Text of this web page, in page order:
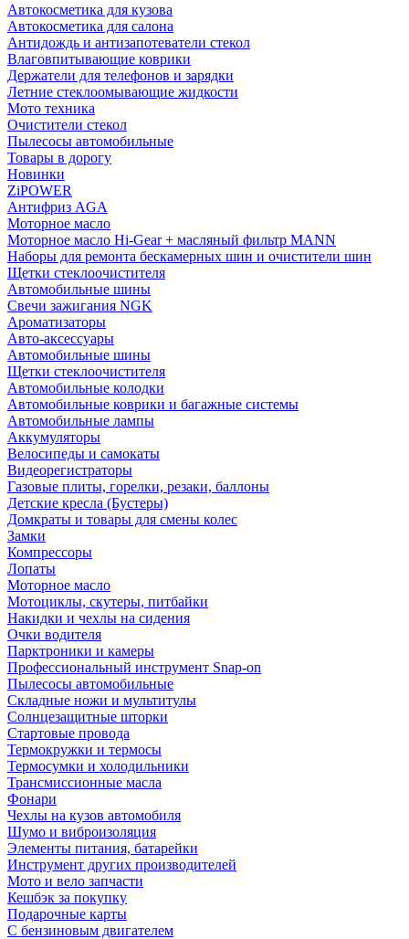
Автокосметика для кузова
Автокосметика для салона
Антидождь и антизапотеватели стекол
Влаговпитывающие коврики
Держатели для телефонов и зарядки
Летние стеклоомывающие жидкости
Мото техника
Очистители стекол
Пылесосы автомобильные
Товары в дорогу
Новинки
ZiPOWER
Антифриз AGA
Моторное масло
Моторное масло Hi-Gear + масляный фильтр MANN
Наборы для ремонта бескамерных шин и очистители шин
Щетки стеклоочистителя
Автомобильные шины
Свечи зажигания NGK
Ароматизаторы
Авто-аксессуары
Автомобильные шины
Щетки стеклоочистителя
Автомобильные колодки
Автомобильные коврики и багажные системы
Автомобильные лампы
Аккумуляторы
Велосипеды и самокаты
Видеорегистраторы
Газовые плиты, горелки, резаки, баллоны
Детские кресла (Бустеры)
Домкраты и товары для смены колес
Замки
Компрессоры
Лопаты
Моторное масло
Мотоциклы, скутеры, питбайки
Накидки и чехлы на сидения
Очки водителя
Парктроники и камеры
Профессиональный инструмент Snap-on
Пылесосы автомобильные
Складные ножи и мультитулы
Солнцезащитные шторки
Стартовые провода
Термокружки и термосы
Термосумки и холодильники
Трансмиссионные масла
Фонари
Чехлы на кузов автомобиля
Шумо и виброизоляция
Элементы питания, батарейки
Инструмент других производителей
Мото и вело запчасти
Кешбэк за покупку
Подарочные карты
С бензиновым двигателем